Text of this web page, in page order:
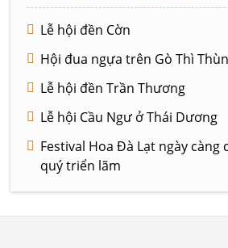
Lễ hội đền Cờn
Hội đua ngựa trên Gò Thì
Lễ hội đền Trần Thương
Lễ hội Cầu Ngư ở Thái Dương
Festival Hoa Đà Lạt ngày càng
quý triển lãm